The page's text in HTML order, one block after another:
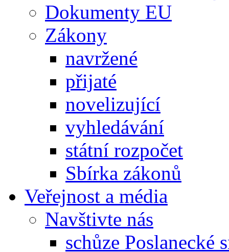
Dokumenty EU
Zákony
navržené
přijaté
novelizující
vyhledávání
státní rozpočet
Sbírka zákonů
Veřejnost a média
Navštivte nás
schůze Poslanecké